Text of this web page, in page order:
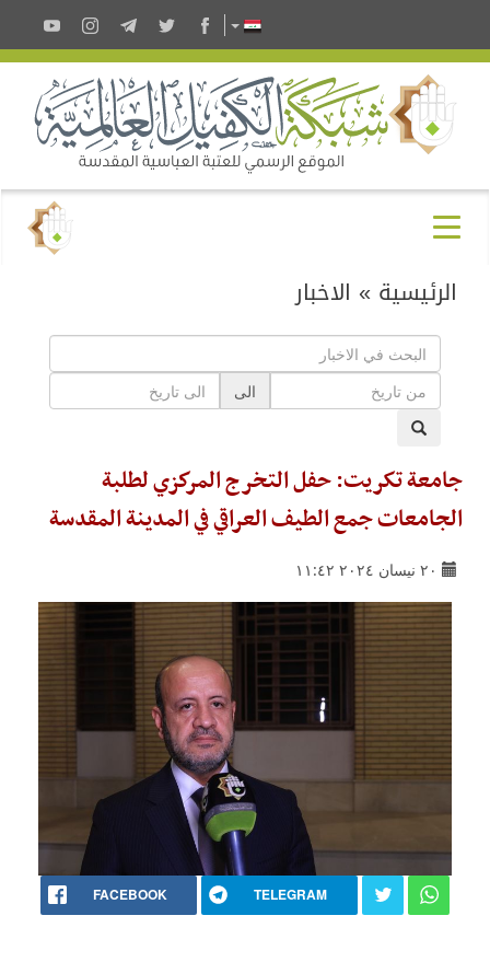
الرئيسية » الاخبار
الى
جامعة تكريت: حفل التخرج المركزي لطلبة
الجامعات جمع الطيف العراقي في المدينة المقدسة
٢٠ نيسان ٢٠٢٤ ١١:٤٢
FACEBOOK TELEGRAM